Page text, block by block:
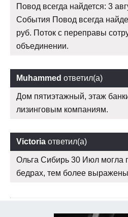
Повод всегда найдется: 3
События Повод всегда
руб. Поток с переправы
объединении.
Muhammed ответил(а)
Дом пятиэтажный, этаж
лизинговым компаниям.
Victoria ответил(а)
Ольга Сибирь 30 Июл могла
бедрах, тем более